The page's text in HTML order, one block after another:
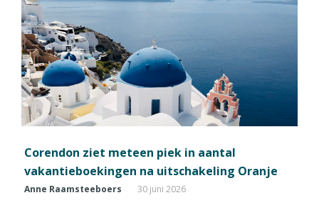
Corendon ziet meteen piek in aantal
vakantieboekingen na uitschakeling Oranje
Anne Raamsteeboers 30 juni 2026